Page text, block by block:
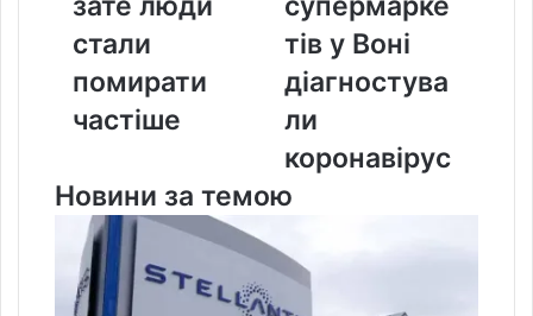
менше,
зате
люди
стали
помирати
частіше
стали
помирати
частіше
у
Воні
діагностували
коронавірус
тів у Воні
діагностува
ли
коронавірус
Новини за темою